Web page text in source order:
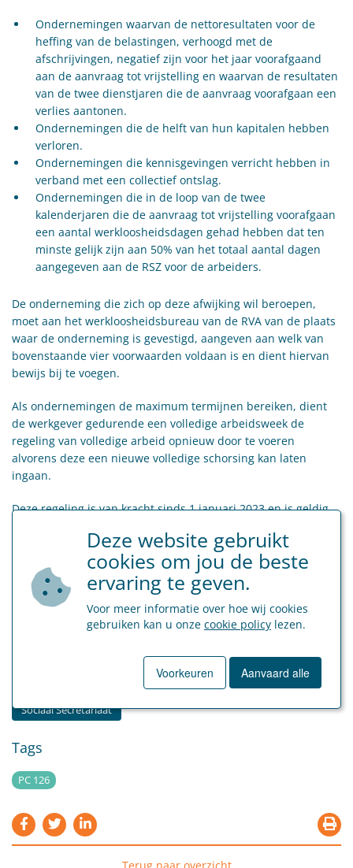
Ondernemingen waarvan de nettoresultaten voor de
heffing van de belastingen, verhoogd met de
afschrijvingen, negatief zijn voor het jaar voorafgaand
aan de aanvraag tot vrijstelling en waarvan de resultaten
van de twee dienstjaren die de aanvraag voorafgaan een
verlies aantonen.
Ondernemingen die de helft van hun kapitalen hebben
verloren.
Ondernemingen die kennisgevingen verricht hebben in
verband met een collectief ontslag.
Ondernemingen die in de loop van de twee
kalenderjaren die de aanvraag tot vrijstelling voorafgaan
een aantal werkloosheidsdagen gehad hebben dat ten
minste gelijk zijn aan 50% van het totaal aantal dagen
aangegeven aan de RSZ voor de arbeiders.
De onderneming die zich op deze afwijking wil beroepen,
moet aan het werkloosheidsbureau van de RVA van de plaats
waar de onderneming is gevestigd, aangeven aan welk van
bovenstaande vier voorwaarden voldaan is en dient hiervan
bewijs bij te voegen.
Als ondernemingen de maximum termijnen bereiken, dient
de werkgever gedurende een volledige arbeidsweek de
regeling van volledige arbeid opnieuw door te voeren
alvorens deze een nieuwe volledige schorsing kan laten
ingaan.
Deze regeling is van kracht sinds 1 januari 2023 en is geldig
Bron: Koninklijk besluit 8 januari 2023 tot vaststelling voor de
ondernemingen die onder het PC voor de stoffering en de houtbewerking
ressorteren, van de voorwaarden waaronder het gebrek aan werk wegens
economische oorzaken de uitvoering van de arbeidsovereenkomst voor
werklieden volledig schorst (PC 126), BS 18 januari 2023.
Sociaal Secretariaat
Tags
PC 126
Deze website gebruikt
cookies om jou de beste
ervaring te geven.
Voor meer informatie over hoe wij cookies
gebruiken kan u onze cookie policy lezen.
Voorkeuren Aanvaard alle